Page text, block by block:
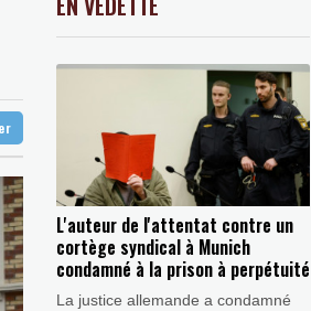
Ormuz
Anthropic et OpenAI
-0.41%
2.08% 4302.47 €
L'auteur de l'attentat contre un
cortège syndical à Munich
condamné à la prison à perpétuité
La justice allemande a condamné